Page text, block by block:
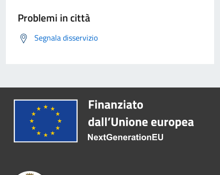
Problemi in città
Segnala disservizio